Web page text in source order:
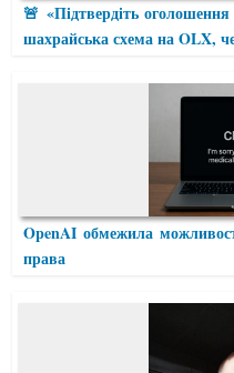
🚨 «Підтвердіть
шахрайська схема на OLX,
OpenAI обмежила
права